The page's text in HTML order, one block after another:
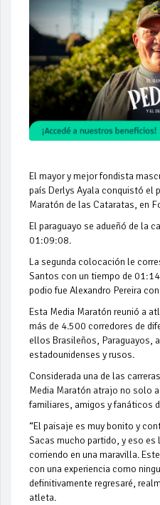
El mayor y mejor fondista
país Derlys Ayala conquistó el
Maratón de las Cataratas, en
El paraguayo se adueñó de la
01:09:08.
La segunda colocación le
Santos con un tiempo de
podio fue Alexandro Pereira
Esta Media Maratón reunió a
más de 4.500 corredores de
ellos Brasileños, Paraguayos,
estadounidenses y rusos.
Considerada una de las
Media Maratón atrajo no solo
familiares, amigos y fanáticos
“El paisaje es muy bonito y
Sacas mucho partido, y eso
corriendo en una maravilla.
con una experiencia como
definitivamente regresaré,
atleta.